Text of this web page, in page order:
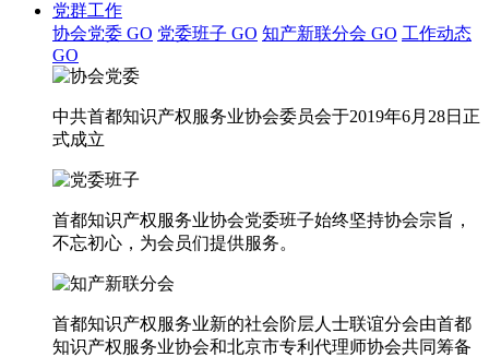
党群工作
协会党委 GO 党委班子 GO 知产新联分会 GO 工作动态
GO
中共首都知识产权服务业协会委员会于2019年6月28日正
式成立
首都知识产权服务业协会党委班子始终坚持协会宗旨，
不忘初心，为会员们提供服务。
首都知识产权服务业新的社会阶层人士联谊分会由首都
知识产权服务业协会和北京市专利代理师协会共同筹备